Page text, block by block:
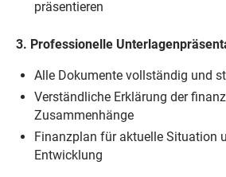
präsentieren
3. Professionelle
Alle Dokumente vollständig und
Verständliche Erklärung der
Zusammenhänge
Finanzplan für aktuelle Situation
Entwicklung